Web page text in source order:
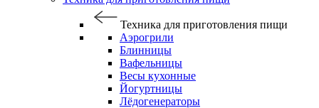
Техника для приготовления пищи
Аэрогрили
Блинницы
Вафельницы
Весы кухонные
Йогуртницы
Лёдогенераторы